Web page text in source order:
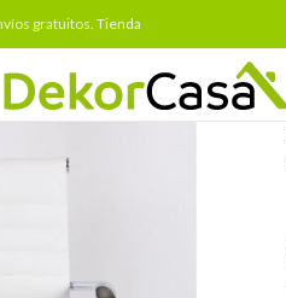
gratuitos. Tienda